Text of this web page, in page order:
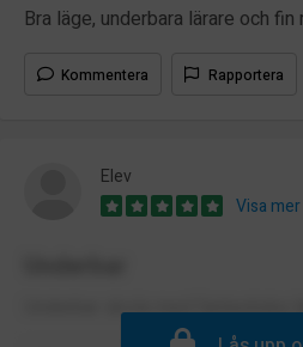
Bra läge, underbara lärare och fin
Kommentera Rapportera
Elev
Visa mer
Underbar skola med fantastiska